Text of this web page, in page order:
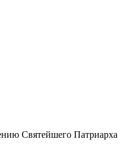
Святейшего Патриарха